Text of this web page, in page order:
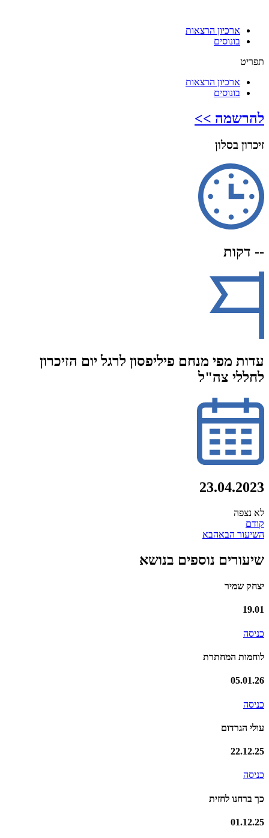
ארכיון הרצאות
בונוסים
תפריט
ארכיון הרצאות
בונוסים
להרשמה >>
זיכרון בסלון
-- דקות
עדות מפי מנחם פיליפסון לרגל יום הזיכרון
לחללי צה"ל
23.04.2023
לא נצפה
קודם
השיעור הבאהבא
שיעורים נוספים בנושא
יצחק שמיר
19.01
כניסה
לוחמות המחתרת
05.01.26
כניסה
עולי הגרדום
22.12.25
כניסה
כך ברחנו לחזית
01.12.25